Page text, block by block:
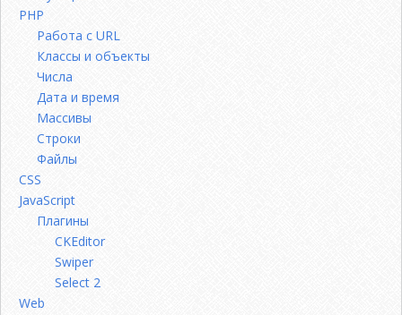
PHP
Работа с URL
Классы и объекты
Числа
Дата и время
Массивы
Строки
Файлы
CSS
JavaScript
Плагины
CKEditor
Swiper
Select 2
Web